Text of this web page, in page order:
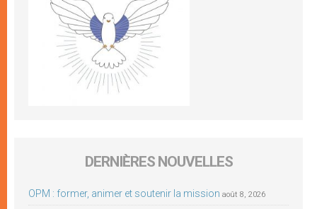
DERNIÈRES NOUVELLES
OPM : former, animer et soutenir la mission août 8, 2026